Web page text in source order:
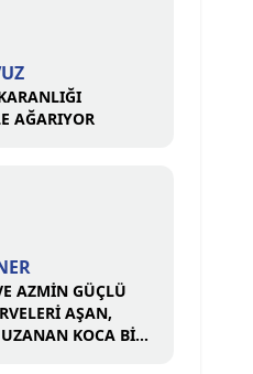
AĞARIYOR
AZMİN GÜÇLÜ
AŞAN,
UZANAN KOCA BİR